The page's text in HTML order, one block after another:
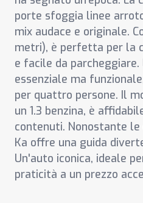
porte sfoggia linee
mix audace e originale.
metri), è perfetta per la
e facile da parcheggiare.
essenziale ma
per quattro persone. Il
un 1.3 benzina, è
contenuti. Nonostante
Ka offre una guida
Un'auto iconica, ideale
praticità a un prezzo